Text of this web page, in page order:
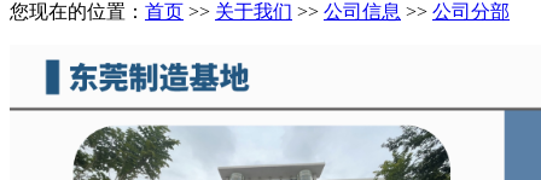
您现在的位置： 首页 >> 关于我们 >> 公司信息 >> 公司分部